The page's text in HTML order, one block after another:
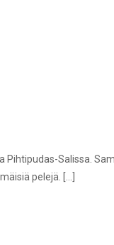
Salissa.
pelejä. […]